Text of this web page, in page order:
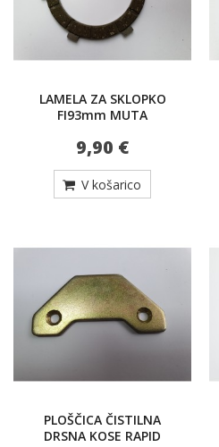
LAMELA ZA SKLOPKO
FI93mm MUTA
9,90 €
V košarico
PLOŠČICA ČISTILNA
DRSNA KOSE RAPID